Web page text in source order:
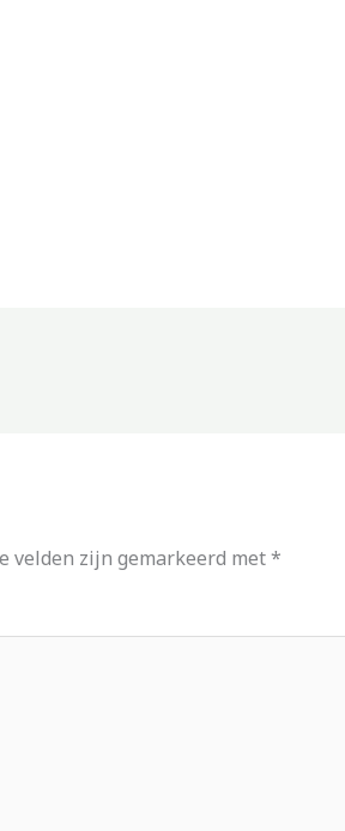
velden zijn gemarkeerd met*